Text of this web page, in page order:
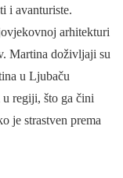
i avanturiste.
arhitekturi
Martina doživljaji su
u Ljubaču
regiji, što ga čini
je strastven prema